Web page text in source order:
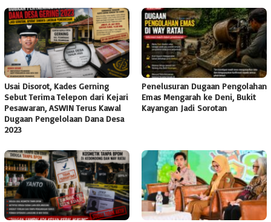
Usai Disorot, Kades Gerning
Sebut Terima Telepon dari Kejari
Pesawaran, ASWIN Terus Kawal
Dugaan Pengelolaan Dana Desa
2023
Penelusuran Dugaan Pengolahan
Emas Mengarah ke Deni, Bukit
Kayangan Jadi Sorotan